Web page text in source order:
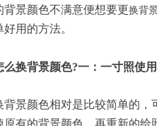
背景颜色不满意便想要更换背
用的方法。
么换背景颜色?一：一寸照使
背景颜色相对是比较简单的，
原有的背景颜色，再重新的